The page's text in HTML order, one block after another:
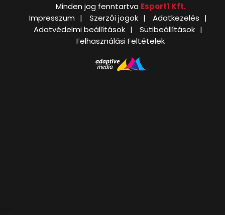
Minden jog fenntartva Esport1 Kft.
Impresszum
Szerzői jogok
Adatkezelés
Adatvédelmi beállítások
Sütibeállítások
Felhasználási Feltételek